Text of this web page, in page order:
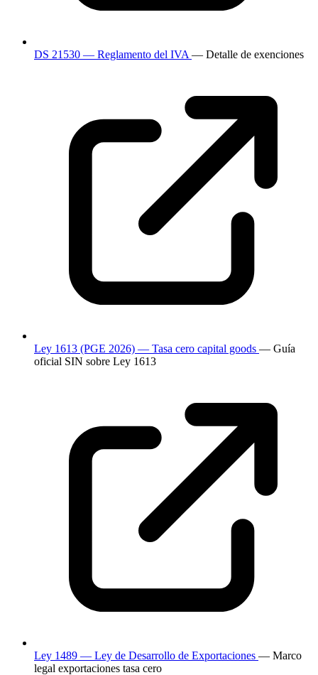
DS 21530 — Reglamento del IVA — Detalle de exenciones
Ley 1613 (PGE 2026) — Tasa cero capital goods — Guía
oficial SIN sobre Ley 1613
Ley 1489 — Ley de Desarrollo de Exportaciones — Marco
legal exportaciones tasa cero